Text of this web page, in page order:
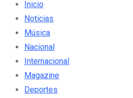
Inicio
Noticias
Música
Nacional
Internacional
Magazine
Deportes